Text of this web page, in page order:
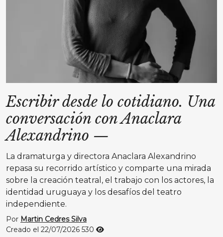
Escribir desde lo cotidiano. Una
conversación con Anaclara
Alexandrino —
La dramaturga y directora Anaclara Alexandrino
repasa su recorrido artístico y comparte una mirada
sobre la creación teatral, el trabajo con los actores, la
identidad uruguaya y los desafíos del teatro
independiente.
Por Martin Cedres Silva
Creado el 22/07/2026 530